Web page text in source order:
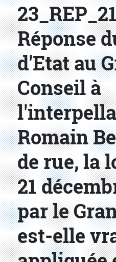
Réponse
d'Etat au
Conseil à
Romain
de rue, la
21
par le
est-elle